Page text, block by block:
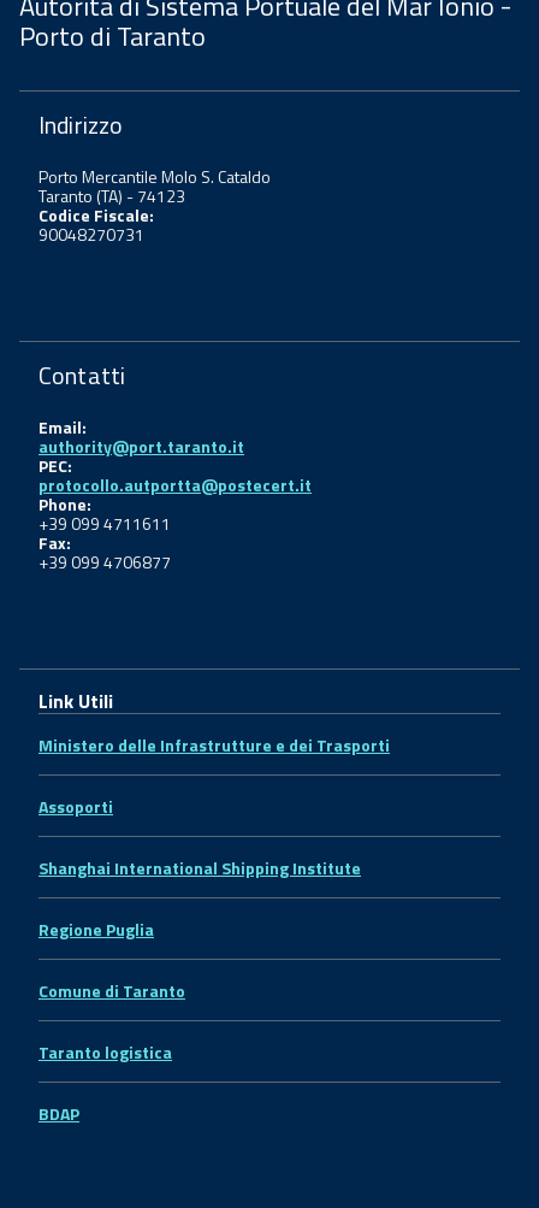
Porto di Taranto
Indirizzo
Porto Mercantile Molo S. Cataldo
Taranto (TA) - 74123
Codice Fiscale:
90048270731
Contatti
Email:
authority@port.taranto.it
PEC:
protocollo.autportta@postecert.it
Phone:
+39 099 4711611
Fax:
+39 099 4706877
Link Utili
Ministero delle Infrastrutture e dei Trasporti
Assoporti
Shanghai International Shipping Institute
Regione Puglia
Comune di Taranto
Taranto logistica
BDAP